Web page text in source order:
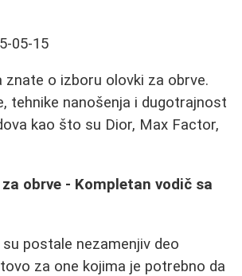
05-15
znate o izboru olovki za obrve.
tehnike nanošenja i dugotrajnost
kao što su Dior, Max Factor,
obrve - Kompletan vodič sa
postale nezamenjiv deo
za one kojima je potrebno da